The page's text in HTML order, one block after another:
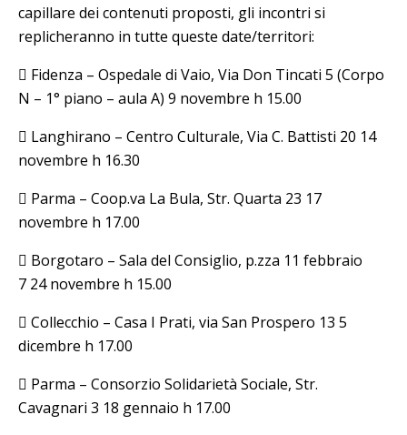
capillare dei contenuti proposti, gli incontri si
replicheranno in tutte queste date/territori:
 Fidenza – Ospedale di Vaio, Via Don Tincati 5 (Corpo
N – 1° piano – aula A) 9 novembre h 15.00
 Langhirano – Centro Culturale, Via C. Battisti 20 14
novembre h 16.30
 Parma – Coop.va La Bula, Str. Quarta 23 17
novembre h 17.00
 Borgotaro – Sala del Consiglio, p.zza 11 febbraio
7 24 novembre h 15.00
 Collecchio – Casa I Prati, via San Prospero 13 5
dicembre h 17.00
 Parma – Consorzio Solidarietà Sociale, Str.
Cavagnari 3 18 gennaio h 17.00